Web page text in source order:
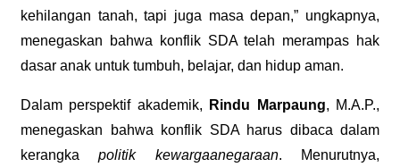
kehilangan tanah, tapi juga masa depan,” ungkapnya,
menegaskan bahwa konflik SDA telah merampas hak
dasar anak untuk tumbuh, belajar, dan hidup aman.
Dalam perspektif akademik, Rindu Marpaung, M.A.P.,
menegaskan bahwa konflik SDA harus dibaca dalam
kerangkapolitik kewargaanegaraan. Menurutnya,